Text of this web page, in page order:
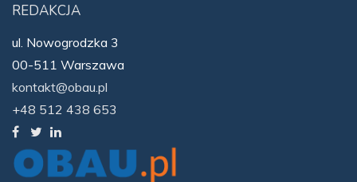
REDAKCJA
ul. Nowogrodzka 3
00-511 Warszawa
kontakt@obau.pl
+48 512 438 653